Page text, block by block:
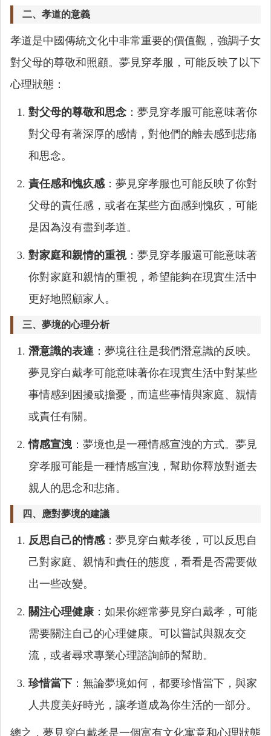
二、孝道的意義
孝道是中國傳統文化中非常重要的價值觀，強調子女
對父母的尊敬和照顧。夢見穿孝服，可能反映了以下
心理狀態：
對父母的尊敬和思念 ：夢見穿孝服可能意味著你
對父母有著深厚的感情，對他們的離去感到悲痛
和思念。
責任感和愧疚感：夢見穿孝服也可能反映了你對
父母的責任感，或者在某些方面感到愧疚，可能
是因為沒有盡到孝道。
對家庭和親情的重視：夢見穿孝服還可能意味著
你對家庭和親情的重視，希望能夠在現實生活中
更好地照顧家人。
三、夢境的心理分析
潛意識的表達 ：夢境往往是我們潛意識的反映。
夢見穿白戴孝可能意味著你在現實生活中對某些
事情感到困擾或擔憂，而這些事情與家庭、親情
或責任有關。
情感宣洩 ：夢境也是一種情感宣洩的方式。夢見
穿孝服可能是一種情感宣洩，幫助你釋放對逝去
親人的思念和悲痛。
四、應對夢境的建議
反思自己的情感：夢見穿白戴孝後，可以反思自
己對家庭、親情和責任的態度，看看是否需要做
出一些改變。
關注心理健康：如果你經常夢見穿白戴孝，可能
需要關注自己的心理健康。可以嘗試與親友交
流，或者尋求專業心理諮詢師的幫助。
珍惜當下 ：無論夢境如何，都要珍惜當下，與家
人共度美好時光，讓孝道成為你生活的一部分。
總之，夢見穿白戴孝是一個富有文化寓意和心理狀態